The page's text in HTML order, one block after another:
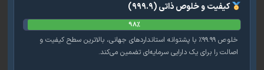
کیفیت و خلوص ذاتی (۹۹۹.۹)
خلوص ۹۹.۹۹٪ با پشتوانه استانداردهای جهانی، بالاترین سطح کیفیت و
را برای یک دارایی سرمایه‌ای تضمین می‌کند.